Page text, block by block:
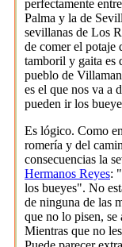
perfectamente
Palma y la de
sevillanas de Los
de comer el potaje
tamboril y gaita es
pueblo de
es el que nos va a
pueden ir los
Es lógico. Como
romería y del
consecuencias la
Hermanos Reyes:
los bueyes". No
de ninguna de las
que no lo pisen, se
Mientras que no